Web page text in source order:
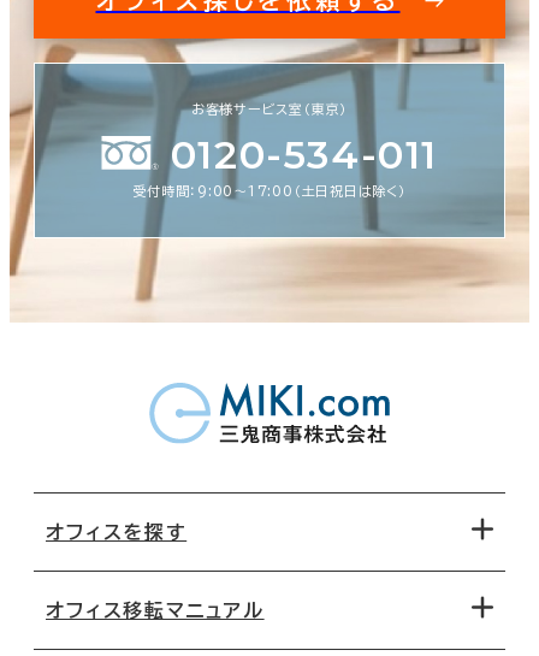
お客様サービス室（東京）
0120-534-011
受付時間：9:00〜17:00（土日祝日は除く）
オフィスを探す
オフィス移転マニュアル